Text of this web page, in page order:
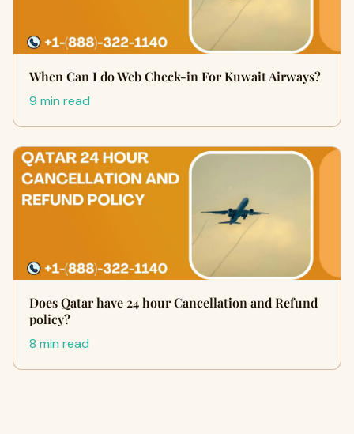
When Can I do Web Check-in For Kuwait Airways?
9 min read
Does Qatar have 24 hour Cancellation and Refund
policy?
8 min read